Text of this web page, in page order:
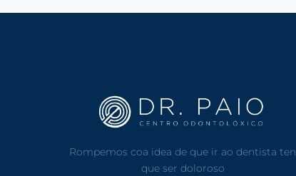
Rompemos coa idea de que ir ao dentista ten
que ser doloroso